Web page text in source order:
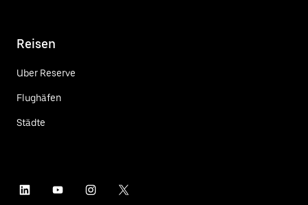
Reisen
Uber Reserve
Flughäfen
Städte